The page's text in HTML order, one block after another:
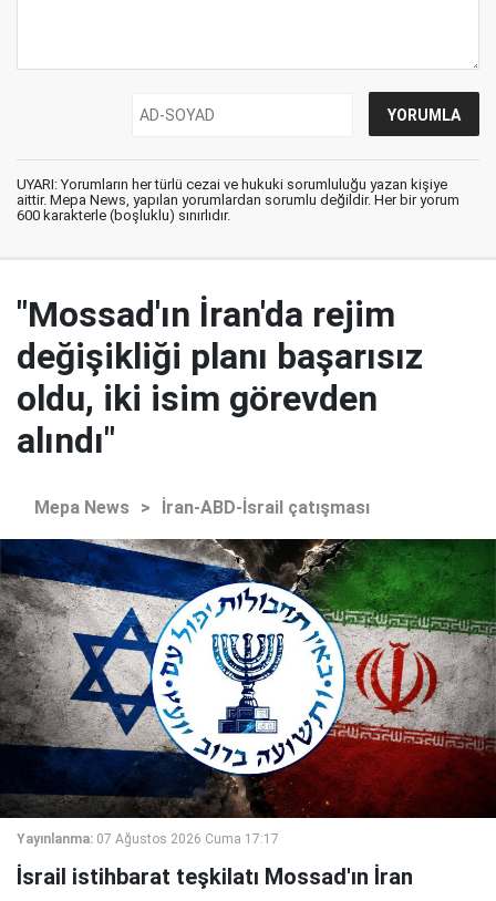
UYARI: Yorumların her türlü cezai ve hukuki sorumluluğu yazan kişiye
aittir. Mepa News, yapılan yorumlardan sorumlu değildir. Her bir yorum
600 karakterle (boşluklu) sınırlıdır.
"Mossad'ın İran'da rejim
değişikliği planı başarısız
oldu, iki isim görevden
alındı"
Mepa News > İran-ABD-İsrail çatışması
Yayınlanma: 07 Ağustos 2026 Cuma 17:17
İsrail istihbarat teşkilatı Mossad'ın İran